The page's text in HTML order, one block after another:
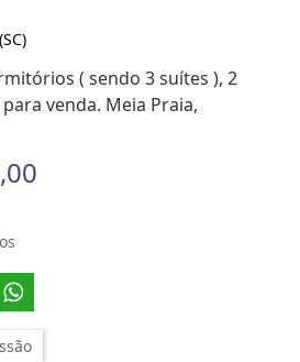
( sendo 3 suítes ), 2
venda. Meia Praia,